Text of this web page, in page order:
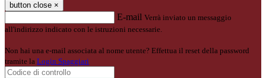
button close ×
E-mail Verrà inviato un messaggio
all'indirizzo indicato con le istruzioni necessarie.
Non hai una e-mail associata al nome utente? Effettua il reset della password
tramite la Login Spaggiari